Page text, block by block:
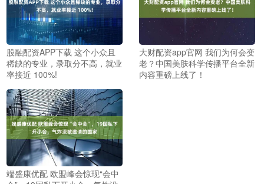
股融配资APP下载 这个小众且
稀缺的专业，录取分不高，就业
率接近 100%!
大财配资app官网 我们为何会变
老？中国美肤科学传播平台全新
内容重磅上线了！
端盛康优配 欧盟峰会惊现“会中